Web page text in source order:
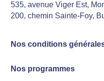
535, avenue Viger Est,
200, chemin Sainte-Foy,
Nos conditions
Nos programmes